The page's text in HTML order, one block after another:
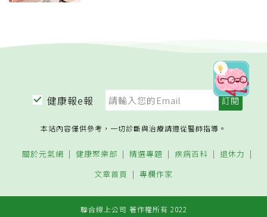
健康報e報
本站內容僅供參考，一切診斷與治療請遵從醫師指導。
關於元氣網 健康聚樂部 精選專題 疾病百科
退休力
文章首頁
專欄作家
聯合線上公司 著作權所有 2022